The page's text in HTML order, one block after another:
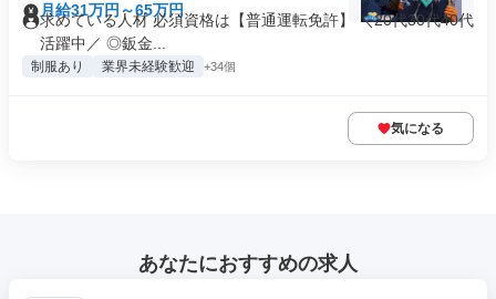
月給31万円～65万円
求めている人材 必須資格は【普通運転免許】 ＼20代30代40代
活躍中／ ◎鈑金...
制服あり 業界未経験歓迎 +34個
気になる
あなたにおすすめの求人